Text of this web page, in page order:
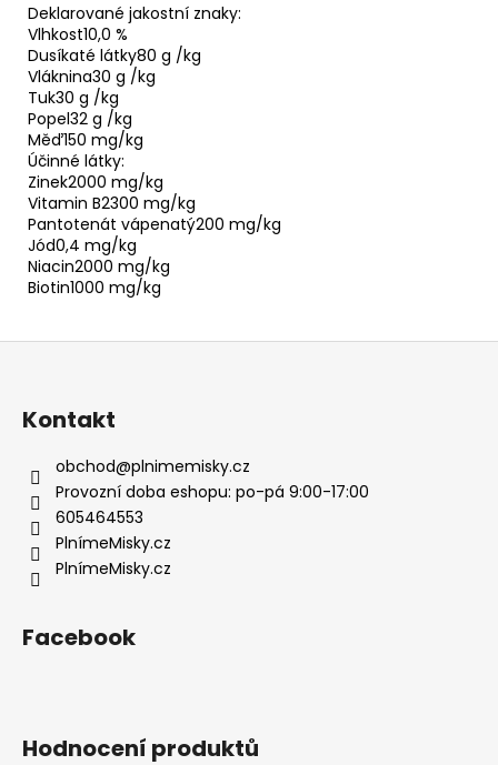
Deklarované jakostní znaky:
Vlhkost10,0 %
Dusíkaté látky80 g /kg
Vláknina30 g /kg
Tuk30 g /kg
Popel32 g /kg
Měď150 mg/kg
Účinné látky:
Zinek2000 mg/kg
Vitamin B2300 mg/kg
Pantotenát vápenatý200 mg/kg
Jód0,4 mg/kg
Niacin2000 mg/kg
Biotin1000 mg/kg
Z
Kontakt
obchod@plnimemisky.cz
Provozní doba eshopu: po-pá 9:00-17:00
605464553
PlnímeMisky.cz
PlnímeMisky.cz
Facebook
Hodnocení produktů